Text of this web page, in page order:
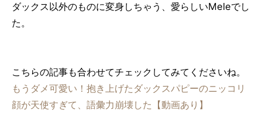
ダックス以外のものに変身しちゃう、愛らしいMeleでし
た。
こちらの記事も合わせてチェックしてみてくださいね。
もうダメ可愛い！抱き上げたダックスパピーのニッコリ
顔が天使すぎて、語彙力崩壊した【動画あり】